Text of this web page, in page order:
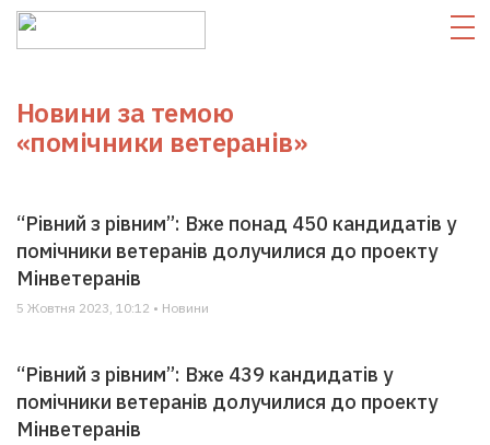
Новини за темою
«помічники ветеранів»
“Рівний з рівним”: Вже понад 450 кандидатів у
помічники ветеранів долучилися до проекту
Мінветеранів
5 Жовтня 2023, 10:12 • Новини
“Рівний з рівним”: Вже 439 кандидатів у
помічники ветеранів долучилися до проекту
Мінветеранів